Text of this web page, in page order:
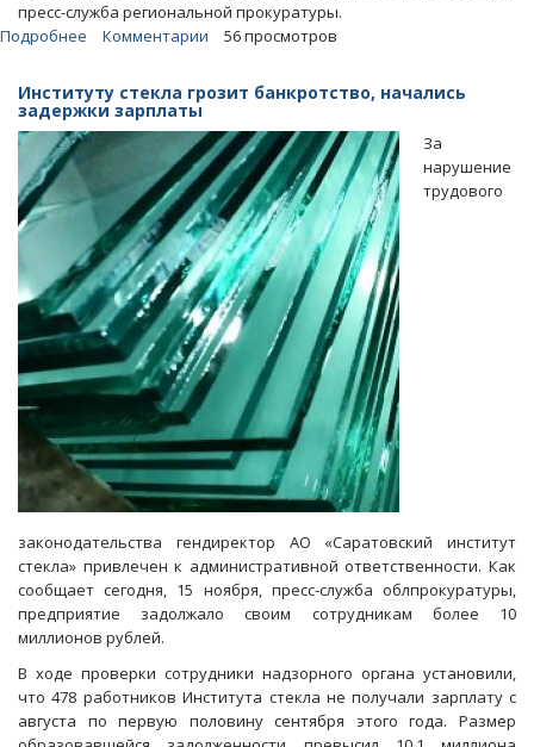
пресс-служба региональной прокуратуры.
Подробнее
МУП
оставил
почти
работников
без
расчета
Комментарии 56 просмотров
Институту стекла грозит банкротство, начались
задержки зарплаты
За
нарушение
трудового
законодательства гендиректор АО «Саратовский институт
стекла» привлечен к административной ответственности. Как
сообщает сегодня, 15 ноября, пресс-служба облпрокуратуры,
предприятие задолжало своим сотрудникам более 10
миллионов рублей.
В ходе проверки сотрудники надзорного органа установили,
что 478 работников Института стекла не получали зарплату с
августа по первую половину сентября этого года. Размер